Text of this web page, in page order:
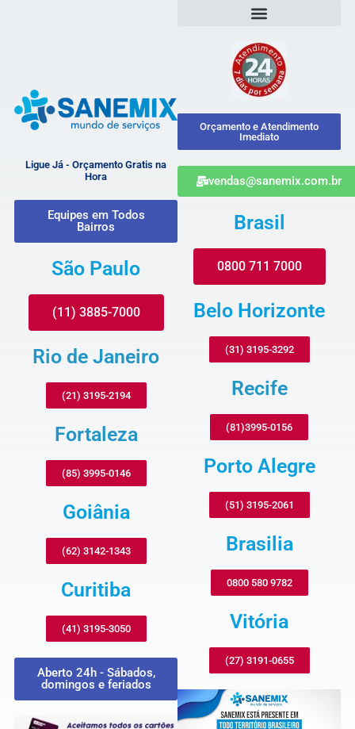
Ligue Já - Orçamento Gratis na
Hora
Equipes em Todos
Bairros
São Paulo
(11) 3885-7000
Rio de Janeiro
(21) 3195-2194
Fortaleza
(85) 3995-0146
Goiânia
(62) 3142-1343
Curitiba
(41) 3195-3050
Aberto 24h - Sábados,
domingos e feriados
Orçamento e Atendimento
Imediato
vendas@sanemix.com.br
Brasil
0800 711 7000
Belo Horizonte
(31) 3195-3292
Recife
(81)3995-0156
Porto Alegre
(51) 3195-2061
Brasilia
0800 580 9782
Vitória
(27) 3191-0655